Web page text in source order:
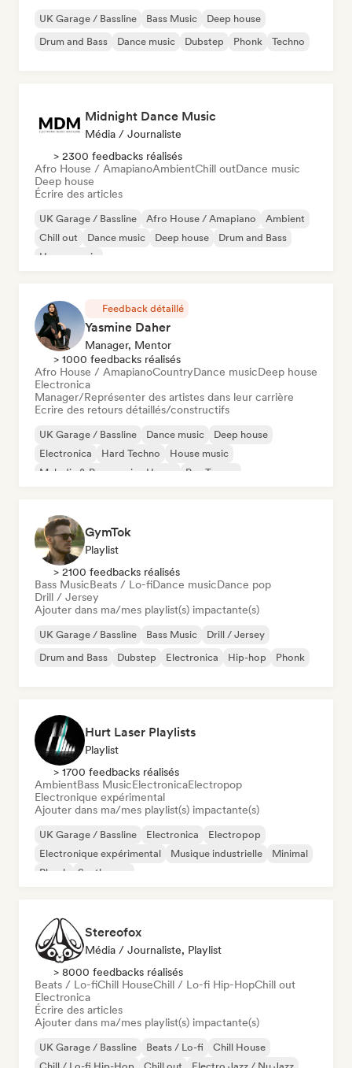
UK Garage / Bassline Bass Music
Deep house
Drum and Bass
Dance music Dubstep Phonk Techno
Midnight Dance Music
Média / Journaliste
> 2300 feedbacks réalisés
Afro House / AmapianoAmbientChill outDance music
Deep house
Écrire des articles
UK Garage / Bassline Afro House / Amapiano
Ambient
Chill out
Dance music Deep house
Drum and Bass
House music
Feedback détaillé
Yasmine Daher
Manager, Mentor
> 1000 feedbacks réalisés
Afro House / AmapianoCountryDance musicDeep house
Electronica
Manager/Représenter des artistes dans leur carrière
Ecrire des retours détaillés/constructifs
UK Garage / Bassline Dance music
Deep house
Electronica
Hard Techno
House music
Melodic & Progressive House
Psy-Trance
GymTok
Playlist
> 2100 feedbacks réalisés
Bass MusicBeats / Lo-fiDance musicDance pop
Drill / Jersey
Ajouter dans ma/mes playlist(s) impactante(s)
UK Garage / Bassline Bass Music
Drill / Jersey
Drum and Bass
Dubstep Electronica Hip-hop Phonk
Hurt Laser Playlists
Playlist
> 1700 feedbacks réalisés
AmbientBass MusicElectronicaElectropop
Electronique expérimental
Ajouter dans ma/mes playlist(s) impactante(s)
UK Garage / Bassline Electronica
Electropop
Electronique expérimental
Musique industrielle
Minimal
Phonk
Synthwave
Stereofox
Média / Journaliste, Playlist
> 8000 feedbacks réalisés
Beats / Lo-fiChill HouseChill / Lo-fi Hip-HopChill out
Electronica
Écrire des articles
Ajouter dans ma/mes playlist(s) impactante(s)
UK Garage / Bassline Beats / Lo-fi
Chill House